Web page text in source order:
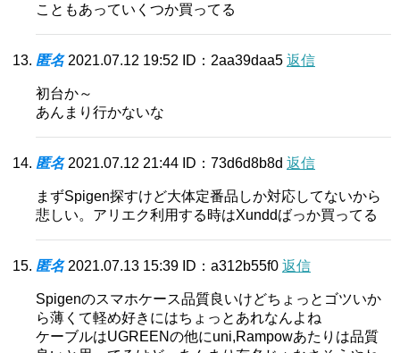
こともあっていくつか買ってる
匿名 2021.07.12 19:52 ID：2aa39daa5 返信
初台か～
あんまり行かないな
匿名 2021.07.12 21:44 ID：73d6d8b8d 返信
まずSpigen探すけど大体定番品しか対応してないから
悲しい。アリエク利用する時はXunddばっか買ってる
匿名 2021.07.13 15:39 ID：a312b55f0 返信
Spigenのスマホケース品質良いけどちょっとゴツいか
ら薄くて軽め好きにはちょっとあれなんよね
ケーブルはUGREENの他にuni,Rampowあたりは品質